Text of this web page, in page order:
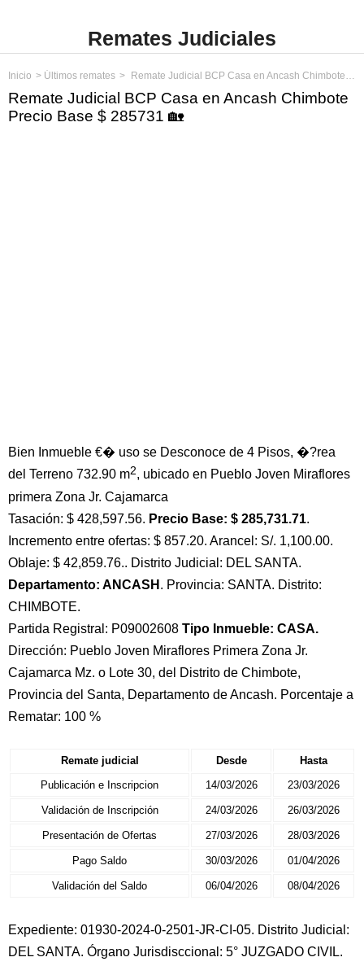
Remates Judiciales
Inicio Últimos remates Remate Judicial BCP Casa en Ancash Chimbote Precio Base $ 285731
Remate Judicial BCP Casa en Ancash Chimbote
Precio Base $ 285731 🏡
Bien Inmueble €� uso se Desconoce de 4 Pisos, �?rea
del Terreno 732.90 m2, ubicado en Pueblo Joven Miraflores
primera Zona Jr. Cajamarca
Tasación: $ 428,597.56. Precio Base: $ 285,731.71.
Incremento entre ofertas: $ 857.20. Arancel: S/. 1,100.00.
Oblaje: $ 42,859.76.. Distrito Judicial: DEL SANTA.
Departamento: ANCASH . Provincia: SANTA. Distrito:
CHIMBOTE.
Partida Registral: P09002608 Tipo Inmueble: CASA.
Dirección: Pueblo Joven Miraflores Primera Zona Jr.
Cajamarca Mz. o Lote 30, del Distrito de Chimbote,
Provincia del Santa, Departamento de Ancash. Porcentaje a
Rematar: 100 %
Remate judicial Desde
Hasta
Publicación e Inscripcion
14/03/2026 23/03/2026
Validación de Inscripción 24/03/2026 26/03/2026
Presentación de Ofertas 27/03/2026 28/03/2026
Pago Saldo 30/03/2026 01/04/2026
Validación del Saldo 06/04/2026 08/04/2026
Expediente: 01930-2024-0-2501-JR-CI-05. Distrito Judicial:
DEL SANTA. Órgano Jurisdisccional: 5° JUZGADO CIVIL.